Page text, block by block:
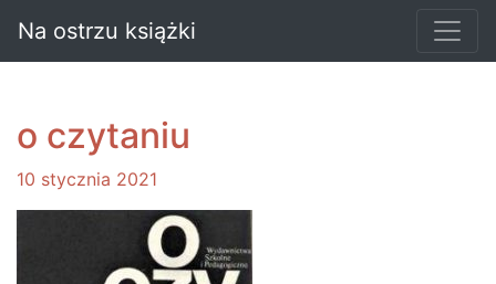
Na ostrzu książki
o czytaniu
10 stycznia 2021